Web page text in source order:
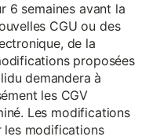
6 semaines avant la
CGU ou des
de la
proposées
demandera à
les CGV
Les modifications
les modifications